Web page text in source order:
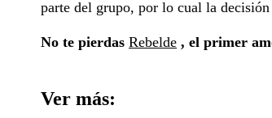
parte del grupo, por lo cual la
No te pierdas Rebelde , el primer
Ver más: